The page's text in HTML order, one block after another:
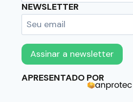
NEWSLETTER
APRESENTADO POR